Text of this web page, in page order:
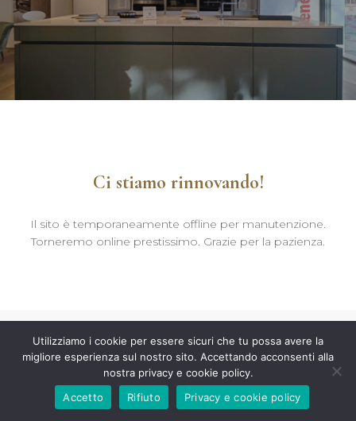
Ci stiamo rinnovando!
Il sito è temporaneamente offline per manutenzione.
Torneremo online prestissimo. Grazie per la pazienza.
Utilizziamo i cookie per essere sicuri che tu possa avere la
migliore esperienza sul nostro sito. Accettando acconsenti alla
nostra privacy e cookie policy.
Accetto
Rifiuto Privacy e cookie policy